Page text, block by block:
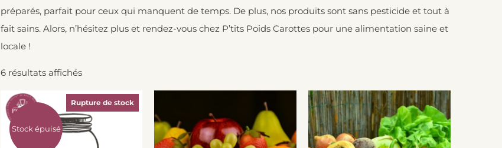
préparés, parfait pour ceux qui manquent de temps. De plus, nos produits sont sans pesticide et tout à
fait sains. Alors, n’hésitez plus et rendez-vous chez P’tits Poids Carottes pour une alimentation saine et
locale !
6 résultats affichés
Stock épuisé
Rupture de stock